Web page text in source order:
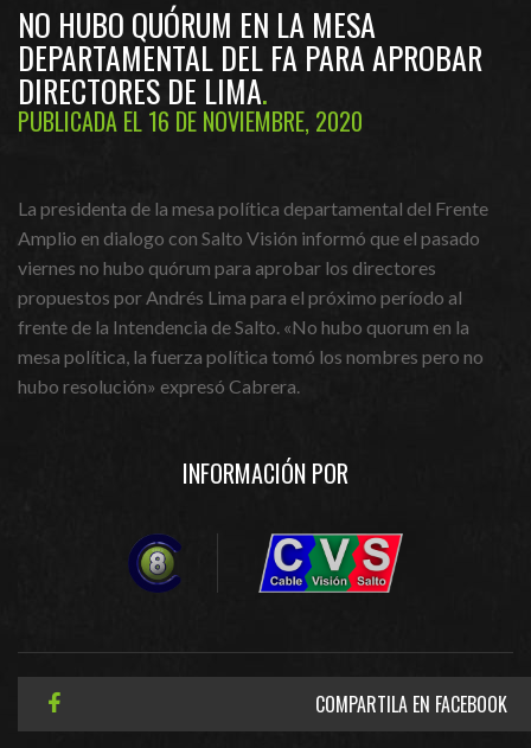
NO HUBO QUÓRUM EN LA MESA
DEPARTAMENTAL DEL FA PARA APROBAR
DIRECTORES DE LIMA
PUBLICADA EL 16 DE NOVIEMBRE, 2020
La presidenta de la mesa política departamental del Frente
Amplio en dialogo con Salto Visión informó que el pasado
viernes no hubo quórum para aprobar los directores
propuestos por Andrés Lima para el próximo período al
frente de la Intendencia de Salto. «No hubo quorum en la
mesa política, la fuerza política tomó los nombres pero no
hubo resolución» expresó Cabrera.
INFORMACIÓN POR
COMPARTILA EN FACEBOOK